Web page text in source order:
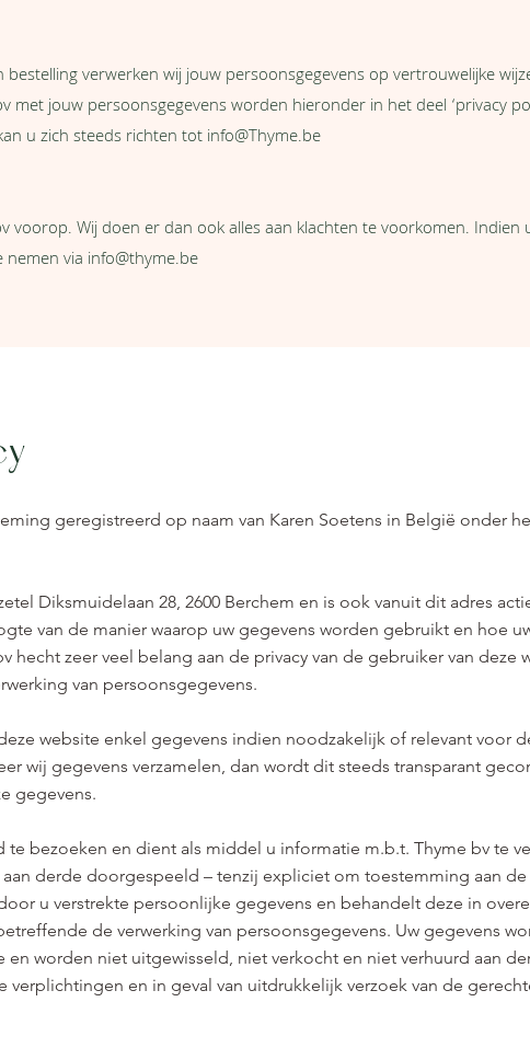
bestelling verwerken wij jouw persoonsgegevens op vertrouwelijke
met jouw persoonsgegevens worden hieronder in het deel ‘privacy
u zich steeds richten totinfo@Thyme.be
voorop. Wij doen er dan ook alles aan klachten te voorkomen.
via info@thyme.be
geregistreerd op naam van Karen Soetens in België onder
Diksmuidelaan 28, 2600 Berchem en is ook vanuit dit adres
van de manier waarop uw gegevens worden gebruikt en hoe
hecht zeer veel belang aan de privacy van de gebruiker van deze
van persoonsgegevens.
website enkel gegevens indien noodzakelijk of relevant voor
wij gegevens verzamelen, dan wordt dit steeds transparant
gegevens.
te bezoeken en dient als middel u informatie m.b.t. Thyme bv te
derde doorgespeeld – tenzij expliciet om toestemming aan
u verstrekte persoonlijke gegevens en behandelt deze in
de verwerking van persoonsgegevens. Uw gegevens
en worden niet uitgewisseld, niet verkocht en niet verhuurd aan
verplichtingen en in geval van uitdrukkelijk verzoek van de